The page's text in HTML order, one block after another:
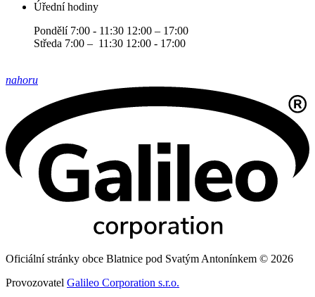
Úřední hodiny
Pondělí 7:00 - 11:30 12:00 – 17:00
Středa 7:00 – 11:30 12:00 - 17:00
nahoru
Oficiální stránky obce Blatnice pod Svatým Antonínkem © 2026
Provozovatel Galileo Corporation s.r.o.